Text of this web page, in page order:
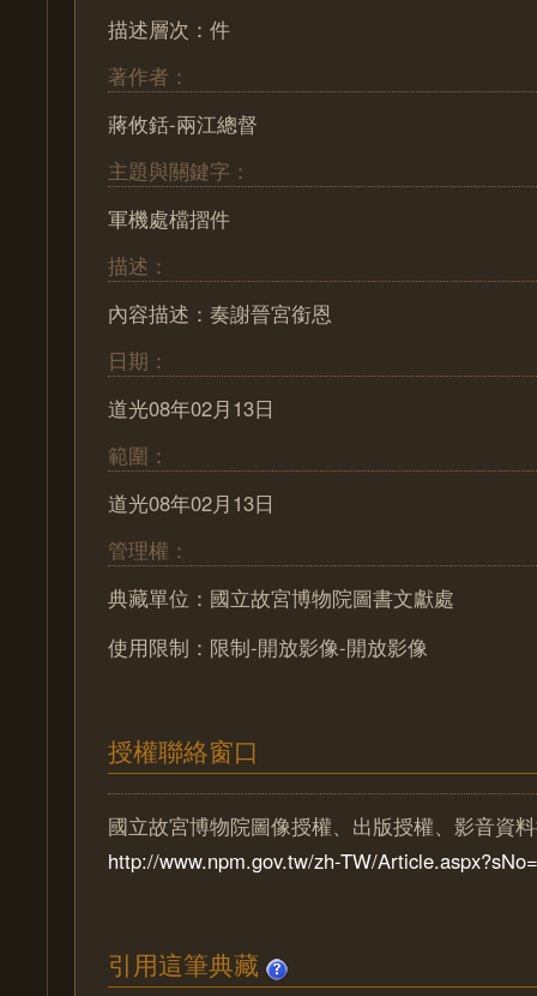
描述層次：件
著作者：
蔣攸銛-兩江總督
主題與關鍵字：
軍機處檔摺件
描述：
內容描述：奏謝晉宮銜恩
日期：
道光08年02月13日
範圍：
道光08年02月13日
管理權：
典藏單位：國立故宮博物院圖書文獻處
使用限制：限制-開放影像-開放影像
授權聯絡窗口
國立故宮博物院圖像授權、出版授權、影音資
http://www.npm.gov.tw/zh-TW/
引用這筆典藏